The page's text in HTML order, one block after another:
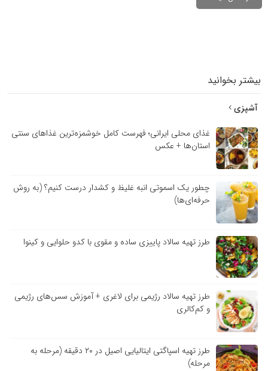
بیشتر بخوانید
آشپزی
غذای محلی ایرانی؛ فهرست کامل خوشمزه‌ترین غذاهای سنتی
استان‌ها + عکس
چطور یک اسموتی انبه غلیظ و کشدار درست کنیم؟ (به روش
حرفه‌ای‌ها)
طرز تهیه سالاد پاییزی ساده و مقوی با کدو حلوایی و کینوا
طرز تهیه سالاد رژیمی برای لاغری + آموزش سس‌های رژیمی
و کم‌کالری
طرز تهیه اسپاگتی ایتالیایی اصیل در ۲۰ دقیقه (مرحله به
مرحله)